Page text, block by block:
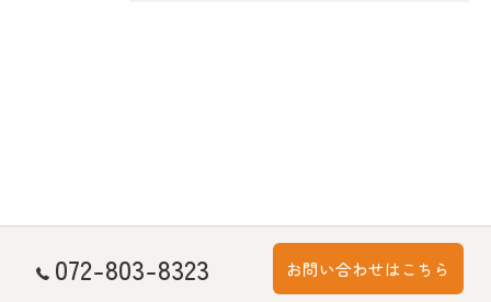
072-803-8323 お問い合わせはこちら